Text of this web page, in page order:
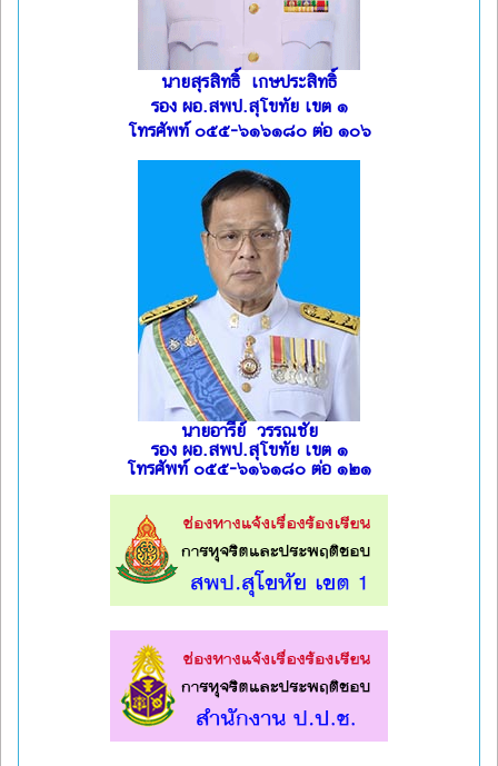
นายสุรสิทธิ์ เกษประสิทธิ์
รอง ผอ.สพป.สุโขทัย เขต ๑
โทรศัพท์ ๐๕๕-๖๑๖๑๘๐ ต่อ ๑๐๖
นายอารีย์ วรรณชัย
รอง ผอ.สพป.สุโขทัย เขต ๑
โทรศัพท์ ๐๕๕-๖๑๖๑๘๐ ต่อ ๑๒๑